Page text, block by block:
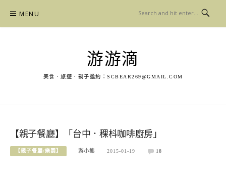
content
MENU
游游滴
美食．旅遊．親子邀約： SCBEAR269@GMAIL.COM
【親子餐廳】「台中．稞枓咖啡廚房」
【親子餐廳/樂園】 游小熊 2015-01-19 18